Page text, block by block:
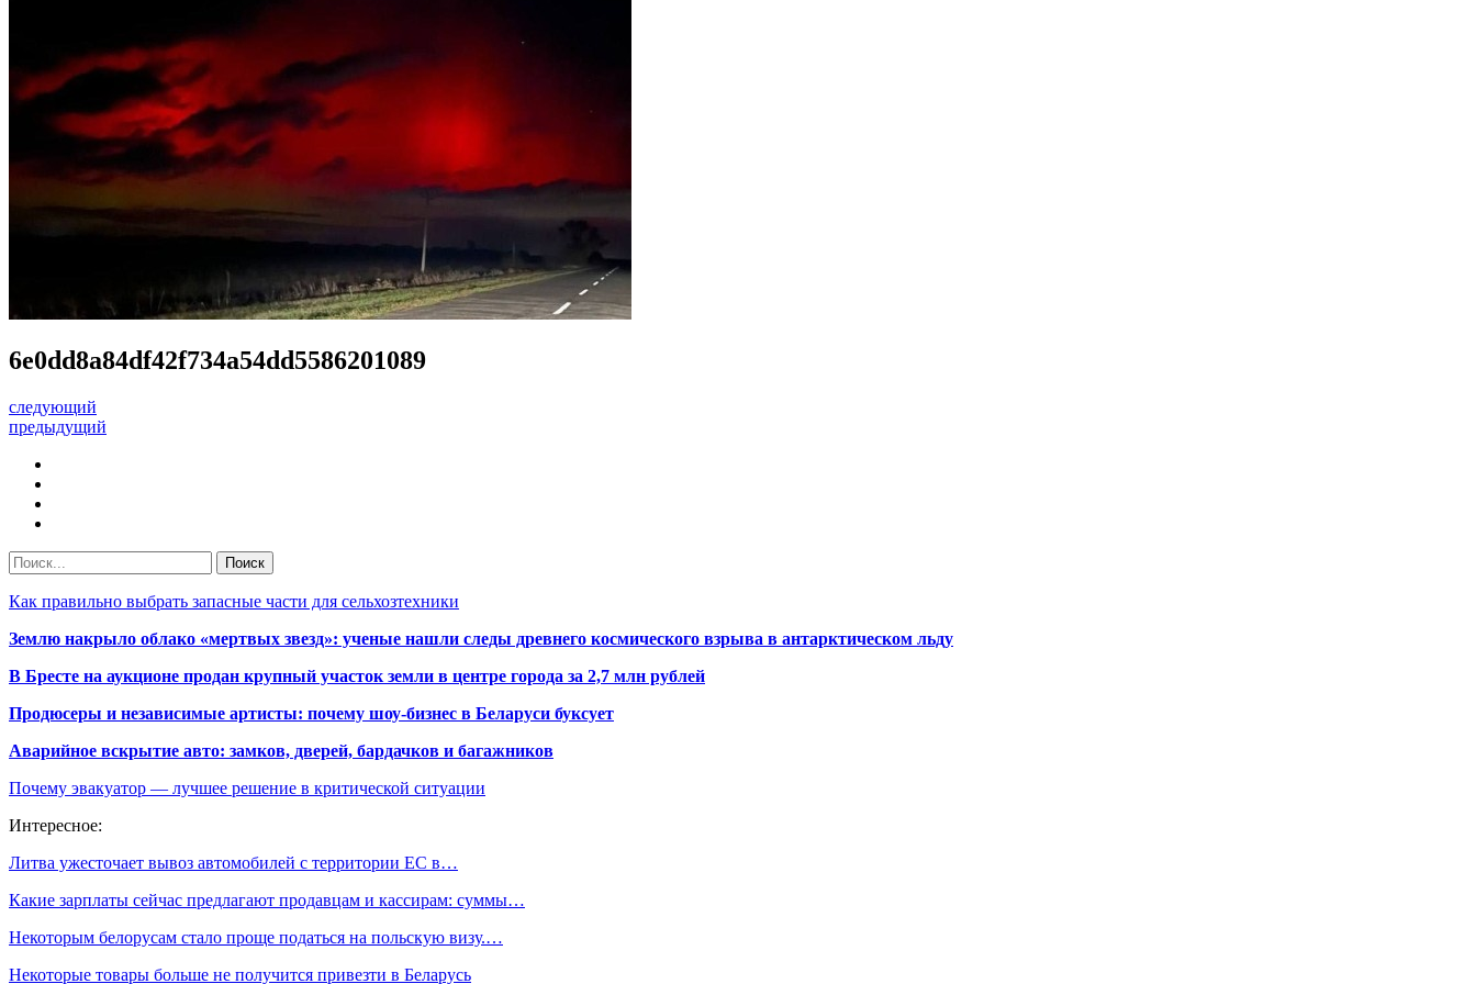
6e0dd8a84df42f734a54dd5586201089
следующий
предыдущий
Как правильно выбрать запасные части для сельхозтехники
Землю накрыло облако «мертвых звезд»: ученые нашли следы древнего космического взрыва в антарктическом льду
В Бресте на аукционе продан крупный участок земли в центре города за 2,7 млн рублей
Продюсеры и независимые артисты: почему шоу-бизнес в Беларуси буксует
Аварийное вскрытие авто: замков, дверей, бардачков и багажников
Почему эвакуатор — лучшее решение в критической ситуации
Интересное:
Литва ужесточает вывоз автомобилей с территории ЕС в…
Какие зарплаты сейчас предлагают продавцам и кассирам: суммы…
Некоторым белорусам стало проще податься на польскую визу.…
Некоторые товары больше не получится привезти в Беларусь